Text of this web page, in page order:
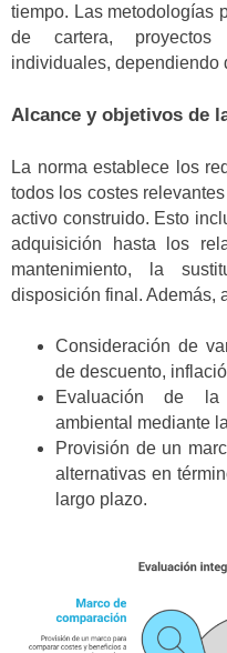
tiempo. Las metodologías
de cartera, proyectos
individuales, dependiendo
Alcance y objetivos de
La norma establece los
todos los costes
activo construido. Esto
adquisición hasta los
mantenimiento, la
disposición final. Además,
Consideración de
de descuento,
Evaluación de la
ambiental mediante
Provisión de un
alternativas en
largo plazo.